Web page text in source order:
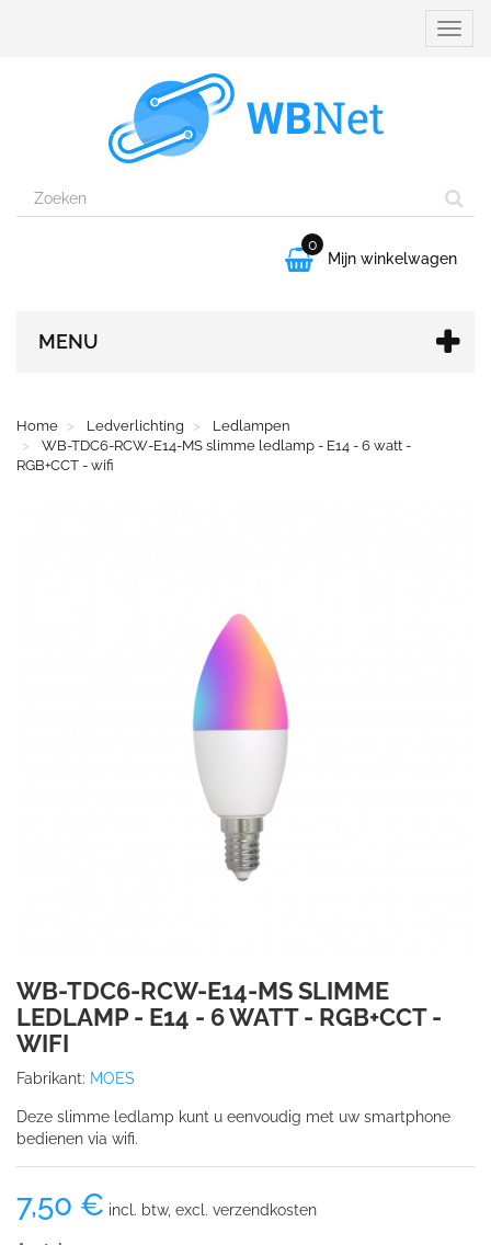

0
Mijn winkelwagen
MENU
Home Ledverlichting
Ledlampen
WB-TDC6-RCW-E14-MS slimme ledlamp - E14 - 6 watt -
RGB+CCT - wifi
WB-TDC6-RCW-E14-MS SLIMME
LEDLAMP - E14 - 6 WATT - RGB+CCT -
WIFI
Fabrikant: MOES
Deze slimme ledlamp kunt u eenvoudig met uw smartphone
bedienen via wifi.
7,50 € incl. btw, excl. verzendkosten